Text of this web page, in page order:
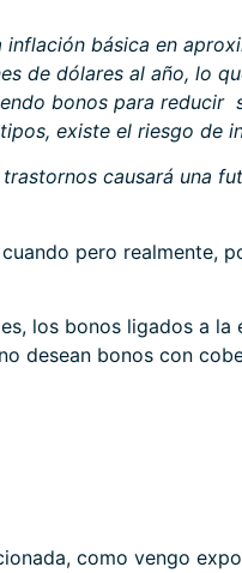
básica en
de dólares al año, lo
bonos para reducir
existe el riesgo de
causará una
pero realmente,
los bonos ligados a la
desean bonos con
como vengo